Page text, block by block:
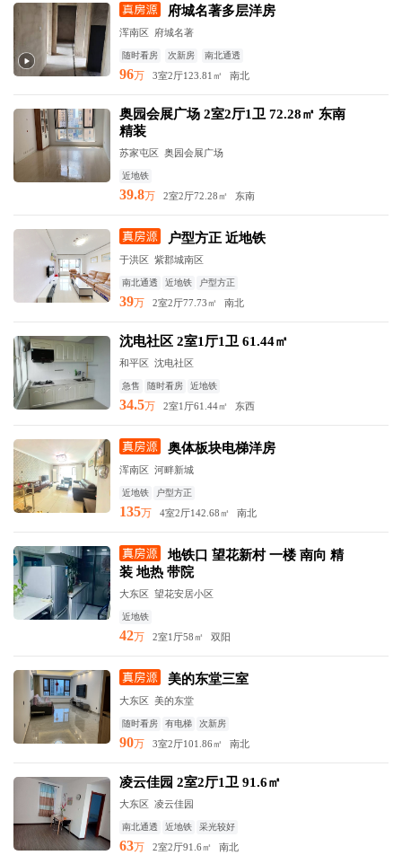
府城名著多层洋房
浑南区 府城名著
随时看房 次新房 南北通透
96万 3室2厅123.81㎡ 南北
奥园会展广场 2室2厅1卫 72.28㎡ 东南
精装
苏家屯区 奥园会展广场
近地铁
39.8万 2室2厅72.28㎡ 东南
户型方正 近地铁
于洪区 紫郡城南区
南北通透 近地铁 户型方正
39万 2室2厅77.73㎡ 南北
沈电社区 2室1厅1卫 61.44㎡
和平区 沈电社区
急售 随时看房 近地铁
34.5万 2室1厅61.44㎡ 东西
奥体板块电梯洋房
浑南区 河畔新城
近地铁 户型方正
135万 4室2厅142.68㎡ 南北
地铁口 望花新村 一楼 南向 精
装 地热 带院
大东区 望花安居小区
近地铁
42万 2室1厅58㎡ 双阳
美的东堂三室
大东区 美的东堂
随时看房 有电梯 次新房
90万 3室2厅101.86㎡ 南北
凌云佳园 2室2厅1卫 91.6㎡
大东区 凌云佳园
南北通透 近地铁 采光较好
63万 2室2厅91.6㎡ 南北